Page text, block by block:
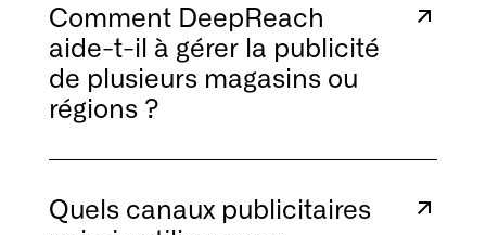
Comment DeepReach
aide-t-il à gérer la publicité
de plusieurs magasins ou
régions ?
Quels canaux publicitaires